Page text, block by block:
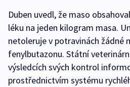
Duben uvedl, že maso
léku na jeden kilogram masa.
netoleruje v potravinách žádné
fenylbutazonu. Státní
výsledcích svých kontrol
prostřednictvím systému